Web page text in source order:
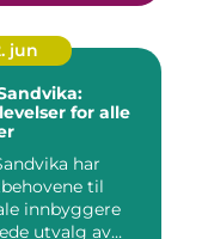
jun
for alle
har
til
innbyggere
utvalg av